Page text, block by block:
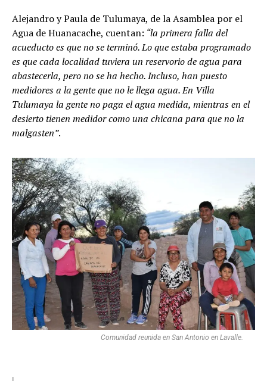
Alejandro y Paula de Tulumaya, de la Asamblea por el
Agua de Huanacache, cuentan: “la primera falla del
acueducto es que no se terminó. Lo que estaba programado
es que cada localidad tuviera un reservorio de agua para
abastecerla, pero no se ha hecho. Incluso, han puesto
medidores a la gente que no le llega agua. En Villa
Tulumaya la gente no paga el agua medida, mientras en el
desierto tienen medidor como una chicana para que no la
malgasten”.
Comunidad reunida en San Antonio en Lavalle.